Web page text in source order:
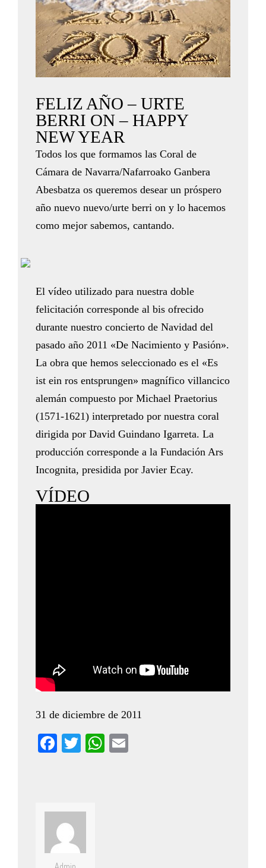
FELIZ AÑO – URTE
BERRI ON – HAPPY
NEW YEAR
Todos los que formamos las Coral de
Cámara de Navarra/Nafarroako Ganbera
Abesbatza os queremos desear un próspero
año nuevo nuevo/urte berri on y lo hacemos
como mejor sabemos, cantando.
El vídeo utilizado para nuestra doble
felicitación corresponde al bis ofrecido
durante nuestro concierto de Navidad del
pasado año 2011 «De Nacimiento y Pasión».
La obra que hemos seleccionado es el «Es
ist ein ros entsprungen» magnífico villancico
alemán compuesto por Michael Praetorius
(1571-1621) interpretado por nuestra coral
dirigida por David Guindano Igarreta. La
producción corresponde a la Fundación Ars
Incognita, presidida por Javier Ecay.
VÍDEO
31 de diciembre de 2011
Facebook
TwitterWhatsApp
Admin